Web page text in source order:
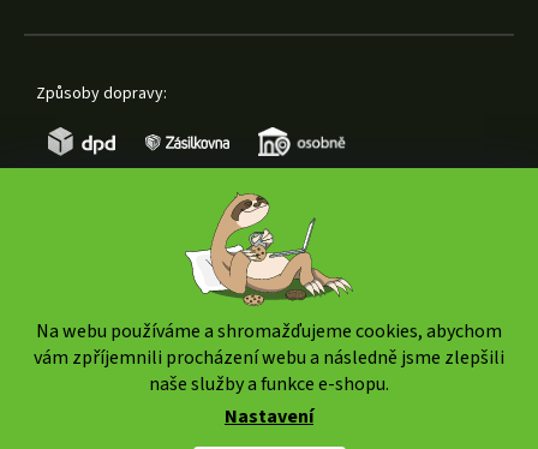
Na webu používáme a shromažďujeme cookies, abychom
vám zpříjemnili procházení webu a následně jsme zlepšili
naše služby a funkce e-shopu.
Nastavení
Způsoby dopravy:
www.weedshop.cz